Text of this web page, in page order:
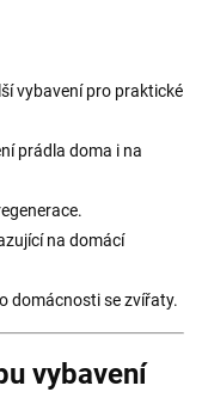
vybavení pro praktické
prádla doma i na
na domácí
domácnosti se zvířaty.
vybavení